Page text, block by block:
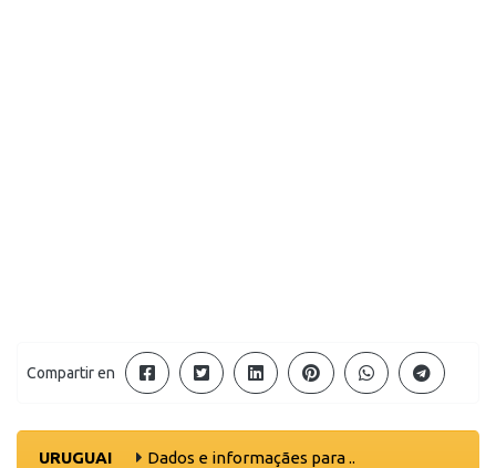
Compartir en
URUGUAI
Dados e informaçães para ..